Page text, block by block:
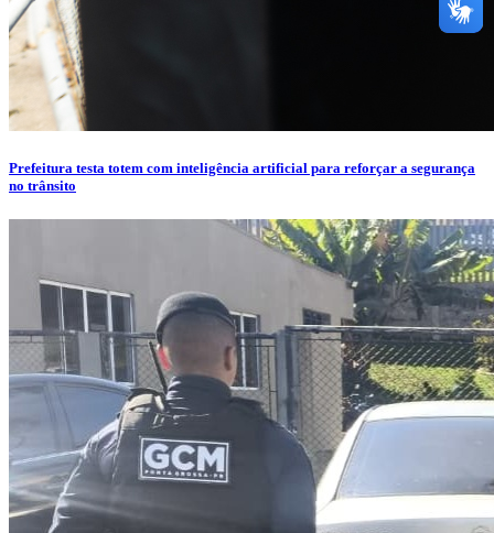
Prefeitura testa totem com inteligência artificial para reforçar a segurança
no trânsito